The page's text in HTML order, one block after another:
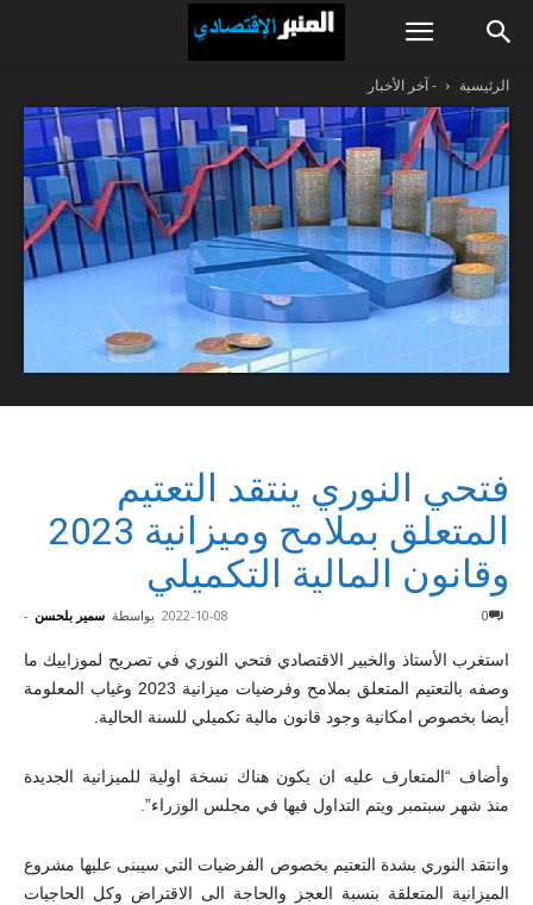
الرئيسية - آخر الأخبار
فتحي النوري ينتقد التعتيم
المتعلق بملامح وميزانية 2023
وقانون المالية التكميلي
بواسطة سمير بلحسن - 2022-10-08 0
استغرب الأستاذ والخبير الاقتصادي فتحي النوري في تصريح لموزاييك ما
وصفه بالتعتيم المتعلق بملامح وفرضيات ميزانية 2023 وغياب المعلومة
أيضا بخصوص امكانية وجود قانون مالية تكميلي للسنة الحالية.
وأضاف “المتعارف عليه ان يكون هناك نسخة اولية للميزانية الجديدة
منذ شهر سبتمبر ويتم التداول فيها في مجلس الوزراء”.
وانتقد النوري بشدة التعتيم بخصوص الفرضيات التي سيبنى عليها مشروع
الميزانية المتعلقة بنسبة العجز والحاجة الى الاقتراض وكل الحاجيات